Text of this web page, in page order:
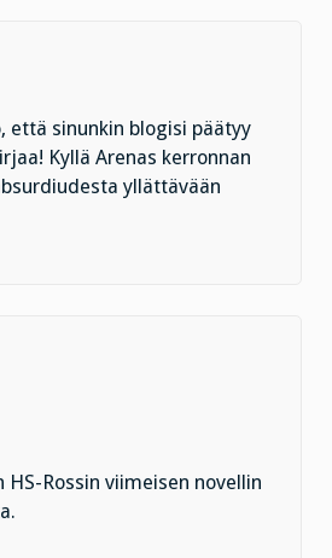
että sinunkin blogisi päätyy
Kyllä Arenas kerronnan
yllättävään
Rossin viimeisen novellin